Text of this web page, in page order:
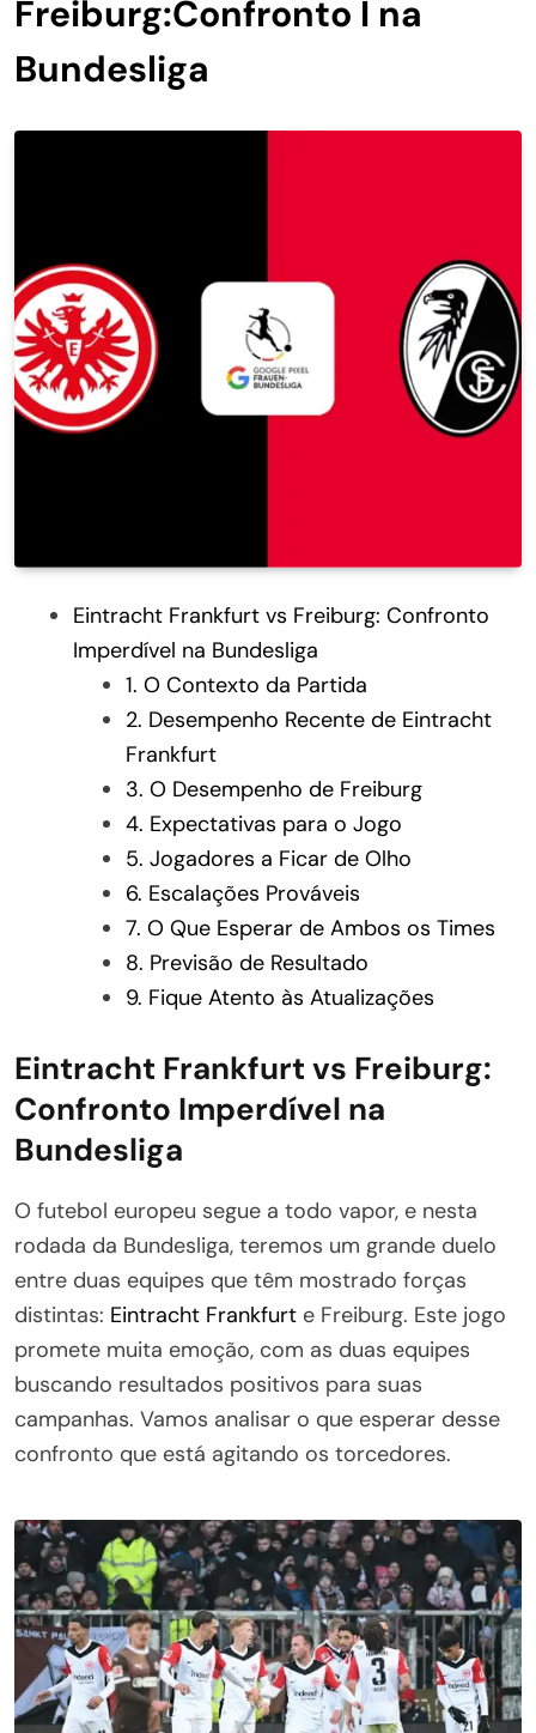
Freiburg:Confronto I na
Bundesliga
Eintracht Frankfurt vs Freiburg: Confronto
Imperdível na Bundesliga
1. O Contexto da Partida
2. Desempenho Recente de Eintracht
Frankfurt
3. O Desempenho de Freiburg
4. Expectativas para o Jogo
5. Jogadores a Ficar de Olho
6. Escalações Prováveis
7. O Que Esperar de Ambos os Times
8. Previsão de Resultado
9. Fique Atento às Atualizações
Eintracht Frankfurt vs Freiburg:
Confronto Imperdível na
Bundesliga
O futebol europeu segue a todo vapor, e nesta
rodada da Bundesliga, teremos um grande duelo
entre duas equipes que têm mostrado forças
distintas: Eintracht Frankfurt e Freiburg. Este jogo
promete muita emoção, com as duas equipes
buscando resultados positivos para suas
campanhas. Vamos analisar o que esperar desse
confronto que está agitando os torcedores.